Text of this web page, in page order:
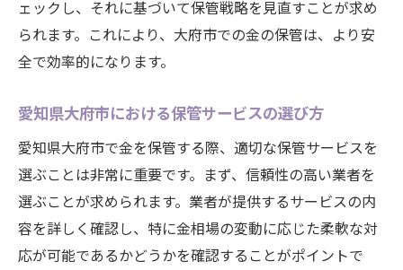
ェックし、それに基づいて保管戦略を見直すことが求め
られます。これにより、大府市での金の保管は、より安
全で効率的になります。
愛知県大府市における保管サービスの選び方
愛知県大府市で金を保管する際、適切な保管サービスを
選ぶことは非常に重要です。まず、信頼性の高い業者を
選ぶことが求められます。業者が提供するサービスの内
容を詳しく確認し、特に金相場の変動に応じた柔軟な対
応が可能であるかどうかを確認することがポイントで